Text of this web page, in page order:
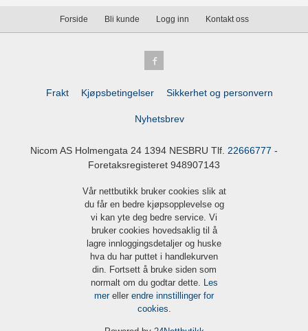
Forside Bli kunde Logg inn Kontakt oss
Frakt Kjøpsbetingelser Sikkerhet og personvern
Nyhetsbrev
Nicom AS Holmengata 24 1394 NESBRU Tlf. 22666777 -
Foretaksregisteret 948907143
Vår nettbutikk bruker cookies slik at
du får en bedre kjøpsopplevelse og
vi kan yte deg bedre service. Vi
bruker cookies hovedsaklig til å
lagre innloggingsdetaljer og huske
hva du har puttet i handlekurven
din. Fortsett å bruke siden som
normalt om du godtar dette.
Les
mer eller endre innstillinger for
cookies.